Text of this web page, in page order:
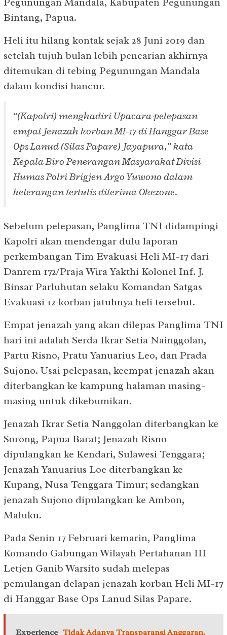
Bintang, Papua.
Heli itu hilang kontak sejak 28 Juni 2019 dan
setelah tujuh bulan lebih pencarian akhirnya
ditemukan di tebing Pegunungan Mandala
dalam kondisi hancur.
“(Kapolri) menghadiri Upacara pelepasan
empat Jenazah korban MI-17 di Hanggar Base
Ops Lanud (Silas Papare) Jayapura,” kata
Kepala Biro Penerangan Masyarakat Divisi
Humas Polri Brigjen Argo Yuwono dalam
keterangan tertulis diterima Okezone.
Sebelum pelepasan, Panglima TNI didampingi
Kapolri akan mendengar dulu laporan
perkembangan Tim Evakuasi Heli MI-17 dari
Danrem 172/Praja Wira Yakthi Kolonel Inf. J.
Binsar Parluhutan selaku Komandan Satgas
Evakuasi 12 korban jatuhnya heli tersebut.
Empat jenazah yang akan dilepas Panglima TNI
hari ini adalah Serda Ikrar Setia Nainggolan,
Partu Risno, Pratu Yanuarius Leo, dan Prada
Sujono. Usai pelepasan, keempat jenazah akan
diterbangkan ke kampung halaman masing-
masing untuk dikebumikan.
Jenazah Ikrar Setia Nanggolan diterbangkan ke
Sorong, Papua Barat; Jenazah Risno
dipulangkan ke Kendari, Sulawesi Tenggara;
Jenazah Yanuarius Loe diterbangkan ke
Kupang, Nusa Tenggara Timur; sedangkan
jenazah Sujono dipulangkan ke Ambon,
Maluku.
Pada Senin 17 Februari kemarin, Panglima
Komando Gabungan Wilayah Pertahanan III
Letjen Ganib Warsito sudah melepas
pemulangan delapan jenazah korban Heli MI-17
di Hanggar Base Ops Lanud Silas Papare.
Experience Tidak Adanya Transparansi Anggaran,